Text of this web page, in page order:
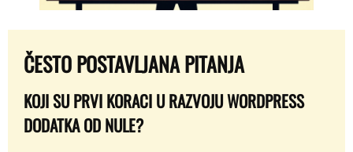
ČESTO POSTAVLJANA PITANJA
KOJI SU PRVI KORACI U RAZVOJU WORDPRESS
DODATKA OD NULE?